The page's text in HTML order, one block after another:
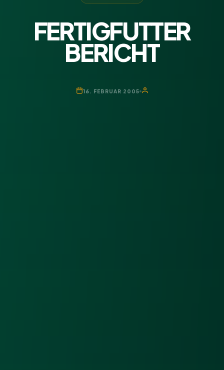
FERTIGFUTTER
BERICHT
16. FEBRUAR 2005